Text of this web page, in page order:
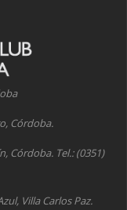
Córdoba.
Córdoba. Tel.: (0351)
Villa Carlos Paz.